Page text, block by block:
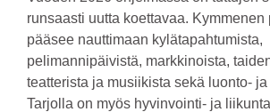
runsaasti uutta koettavaa. Kymmenen
pääsee nauttimaan kylätapahtumista,
pelimannipäivistä, markkinoista,
teatterista ja musiikista sekä luonto-
Tarjolla on myös hyvinvointi- ja